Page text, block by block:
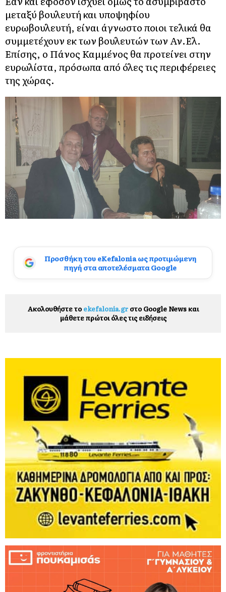
μεταξύ βουλευτή και υποψηφίου
ευρωβουλευτή, είναι άγνωστο ποιοι τελικά θα
συμμετέχουν εκ των βουλευτών των Αν.Ελ.
Επίσης, ο Πάνος Καμμένος θα προτείνει στην
ευρωλίστα, πρόσωπα από όλες τις περιφέρειες
της χώρας.
Προσθήκη του eKefalonia ως προτιμώμενη
πηγή στα αποτελέσματα Google
Ακολουθήστε το ekefalonia.grστο Google News και
μάθετε πρώτοι όλες τις ειδήσεις